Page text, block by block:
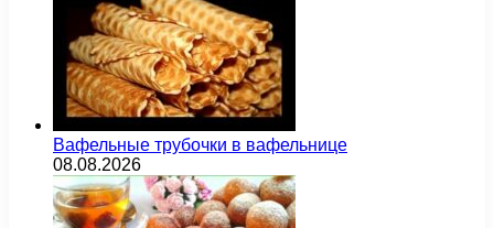
Вафельные трубочки в вафельнице
08.08.2026